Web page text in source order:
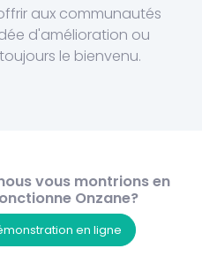
aux communautés
d'amélioration ou
le bienvenu.
vous montrions en
Onzane?
en ligne